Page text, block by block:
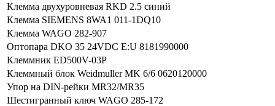
Клемма двухуровневая RKD 2.5 синий
Клемма SIEMENS 8WA1 011-1DQ10
Клемма WAGO 282-907
Оптопара DKO 35 24VDC E:U 8181990000
Клеммник ED500V-03P
Клеммный блок Weidmuller MK 6/6 0620120000
Упор на DIN-рейки MR32/MR35
Шестигранный ключ WAGO 285-172